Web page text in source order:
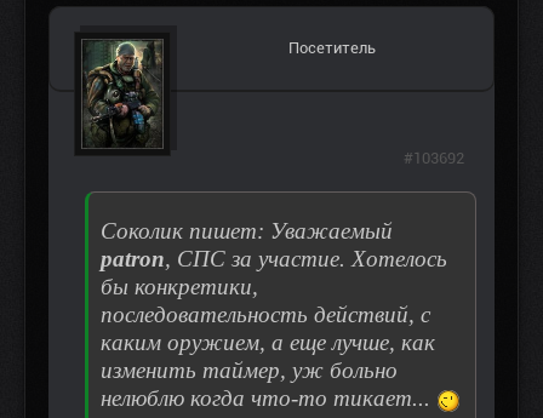
Посетитель
Соколик пишет: Уважаемый
patron, СПС за участие. Хотелось
бы конкретики,
последовательность действий, с
каким оружием, а еще лучше, как
изменить таймер, уж больно
нелюблю когда что-то тикает...
#103692